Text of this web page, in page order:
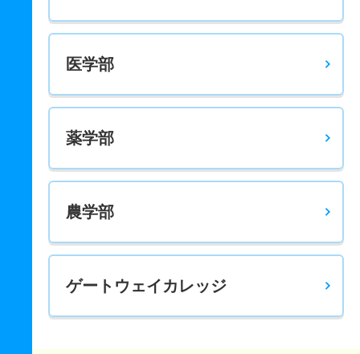
医学部
薬学部
農学部
ゲートウェイカレッジ